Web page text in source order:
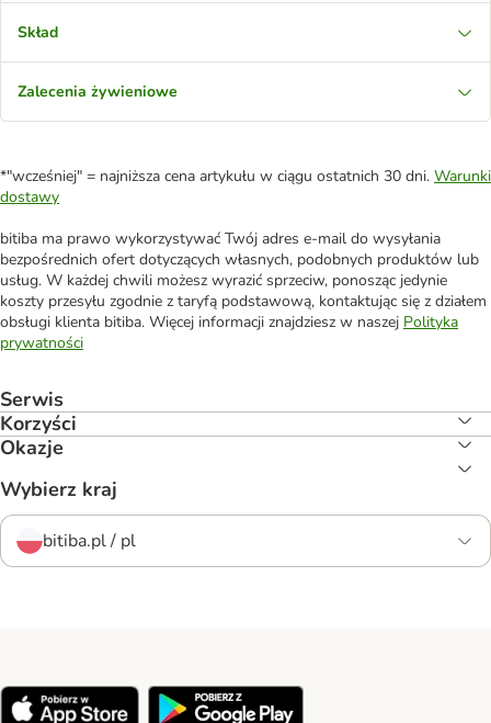
Skład
Zalecenia żywieniowe
*"wcześniej" = najniższa cena artykułu w ciągu ostatnich 30 dni. Warunki
dostawy
bitiba ma prawo wykorzystywać Twój adres e-mail do wysyłania
bezpośrednich ofert dotyczących własnych, podobnych produktów lub
usług. W każdej chwili możesz wyrazić sprzeciw, ponosząc jedynie
koszty przesyłu zgodnie z taryfą podstawową, kontaktując się z działem
obsługi klienta bitiba. Więcej informacji znajdziesz w naszej Polityka
prywatności
Serwis
Korzyści
Okazje
Wybierz kraj
bitiba.pl / pl